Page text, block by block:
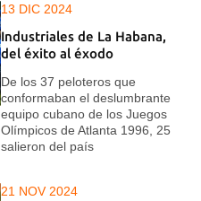
13 DIC 2024
Industriales de La Habana,
del éxito al éxodo
De los 37 peloteros que
conformaban el deslumbrante
equipo cubano de los Juegos
Olímpicos de Atlanta 1996, 25
salieron del país
21 NOV 2024